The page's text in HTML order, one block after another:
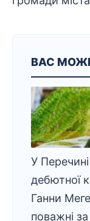
ВАС
У Перечині
дебютної
Ганни
поважні